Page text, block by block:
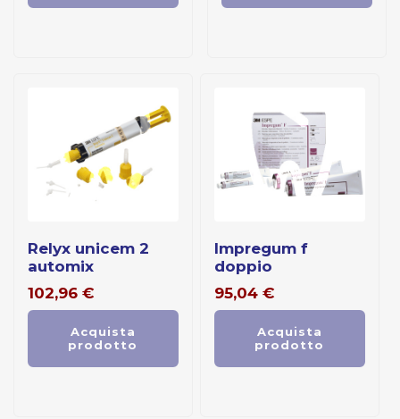
relyx unicem 2
automix
102,96 €
Acquista
prodotto
impregum f
doppio
95,04 €
Acquista
prodotto